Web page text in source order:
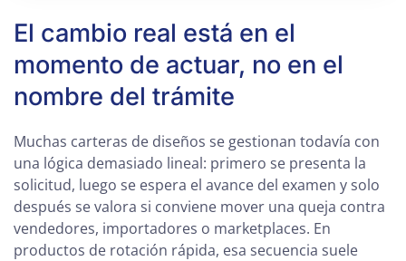
El cambio real está en el
momento de actuar, no en el
nombre del trámite
Muchas carteras de diseños se gestionan todavía con
una lógica demasiado lineal: primero se presenta la
solicitud, luego se espera el avance del examen y solo
después se valora si conviene mover una queja contra
vendedores, importadores o marketplaces. En
productos de rotación rápida, esa secuencia suele